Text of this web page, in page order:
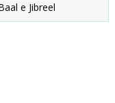
e Jibreel